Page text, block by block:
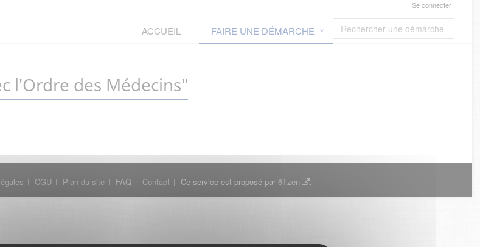
Se connecter
ACCUEIL FAIRE UNE DÉMARCHE
l'Ordre des Médecins"
CGU Plan du site FAQ Contact Ce service est proposé par 6Tzen .